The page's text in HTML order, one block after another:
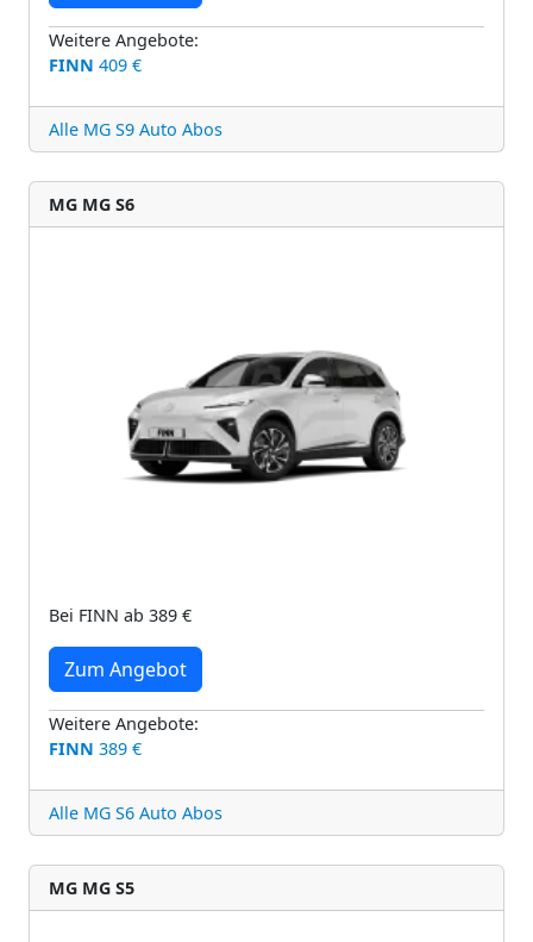
Weitere Angebote:
FINN 409 €
Alle MG S9 Auto Abos
MG MG S6
Bei FINN ab 389 €
Zum Angebot
Weitere Angebote:
FINN 389 €
Alle MG S6 Auto Abos
MG MG S5